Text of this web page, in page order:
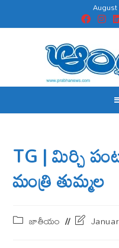
August
TG | మిర్చి
మంత్రి తుమ్మ‌ల‌
జాతీయం